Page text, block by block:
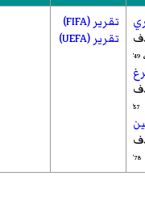
، 49'
57'
78'
تقرير (FIFA)
تقرير (UEFA)